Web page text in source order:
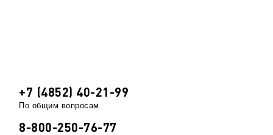
+7 (4852) 40-21-99
По общим вопросам
8-800-250-76-77